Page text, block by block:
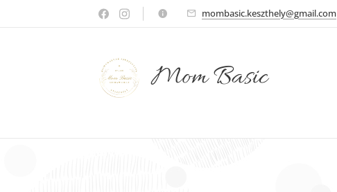
mombasic.keszthely@gmail.com
Mom Basic